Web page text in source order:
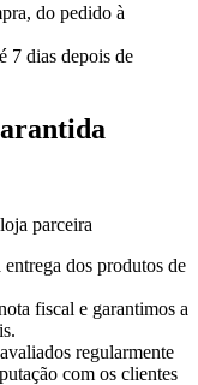
do pedido à
7 dias depois de
parceira
dos produtos de
fiscal e garantimos a
regularmente
com os clientes